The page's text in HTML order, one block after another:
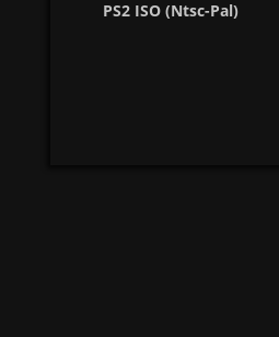
PS2 ISO (Ntsc-Pal)